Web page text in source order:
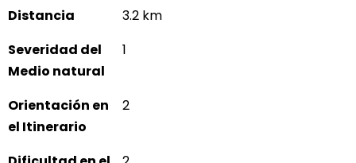
Distancia
3.2 km
Severidad del
Medio natural
1
Orientación en
el Itinerario
2